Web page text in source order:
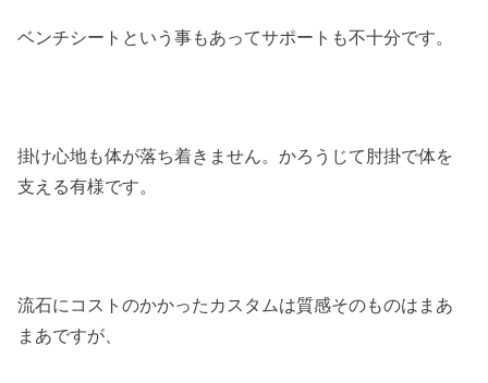
ベンチシートという事もあってサポートも不十分です。
掛け心地も体が落ち着きません。かろうじて肘掛で体を
支える有様です。
流石にコストのかかったカスタムは質感そのものはまあ
まあですが、